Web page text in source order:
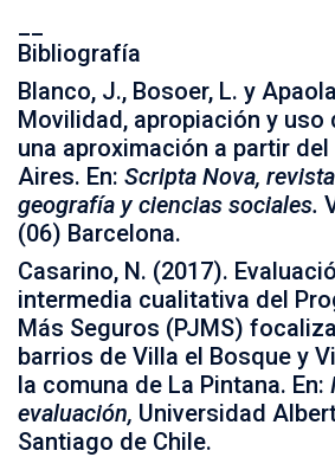
Bibliografía
Blanco, J., Bosoer, L. y
Movilidad, apropiación y uso
una aproximación a partir
Aires. En: Scripta Nova,
geografía y ciencias sociales.
(06) Barcelona.
Casarino, N. (2017).
intermedia cualitativa del
Más Seguros (PJMS)
barrios de Villa el Bosque y
la comuna de La Pintana. En:
evaluación, Universidad
Santiago de Chile.